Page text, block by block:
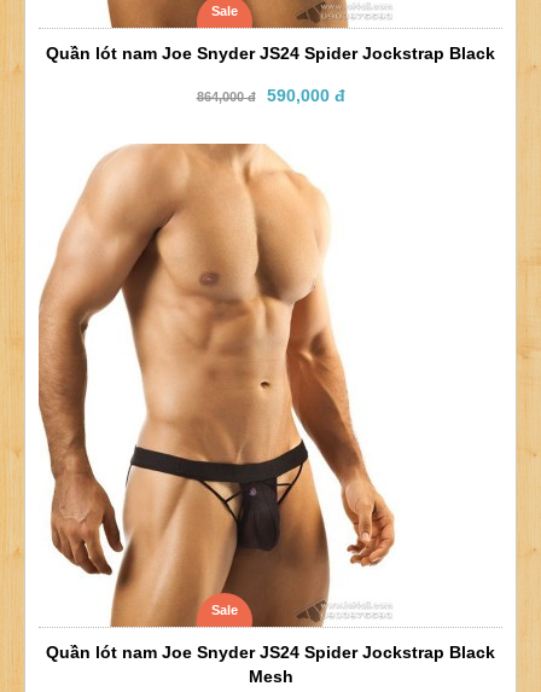
Sale
Quần lót nam Joe Snyder JS24 Spider Jockstrap Black
864,000 đ 590,000 đ
Sale
Quần lót nam Joe Snyder JS24 Spider Jockstrap Black
Mesh